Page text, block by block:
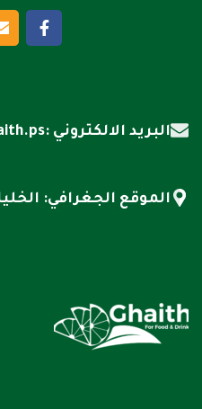
البريد الالكتروني :info@ghaith.ps
الموقع الجغرافي: